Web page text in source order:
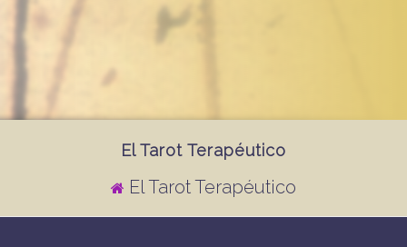
El Tarot Terapéutico
El Tarot Terapéutico